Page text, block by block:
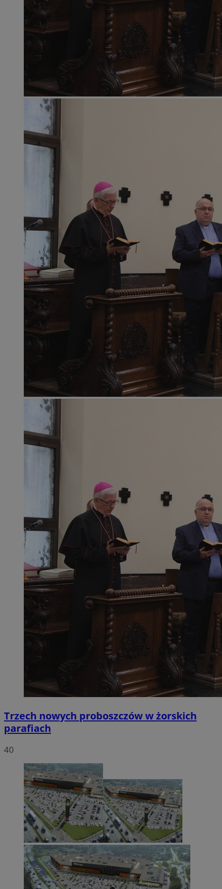
Trzech nowych proboszczów w żorskich
parafiach
40